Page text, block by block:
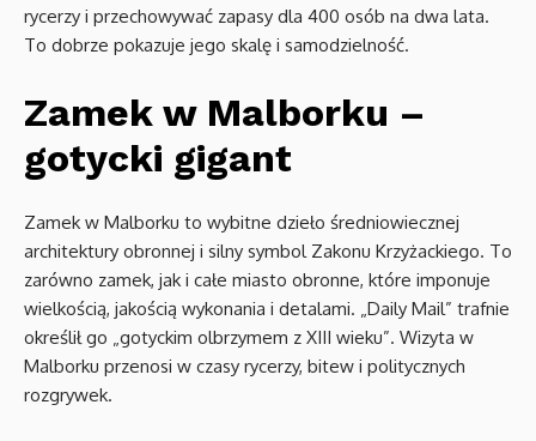
rycerzy i przechowywać zapasy dla 400 osób na dwa lata.
To dobrze pokazuje jego skalę i samodzielność.
Zamek w Malborku –
gotycki gigant
Zamek w Malborku to wybitne dzieło średniowiecznej
architektury obronnej i silny symbol Zakonu Krzyżackiego. To
zarówno zamek, jak i całe miasto obronne, które imponuje
wielkością, jakością wykonania i detalami. „Daily Mail” trafnie
określił go „gotyckim olbrzymem z XIII wieku”. Wizyta w
Malborku przenosi w czasy rycerzy, bitew i politycznych
rozgrywek.